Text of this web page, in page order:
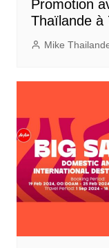
Promotion
Thaïlande à
Mike